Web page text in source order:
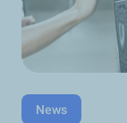
News